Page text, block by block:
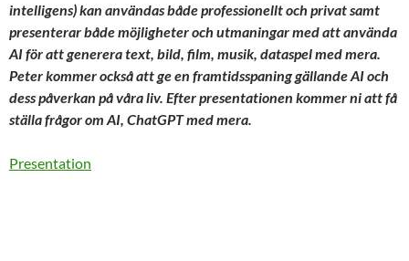
intelligens) kan användas både professionellt och privat samt
presenterar både möjligheter och utmaningar med att använda
AI för att generera text, bild, film, musik, dataspel med mera.
Peter kommer också att ge en framtidsspaning gällande AI och
dess påverkan på våra liv. Efter presentationen kommer ni att få
ställa frågor om AI, ChatGPT med mera.
Presentation